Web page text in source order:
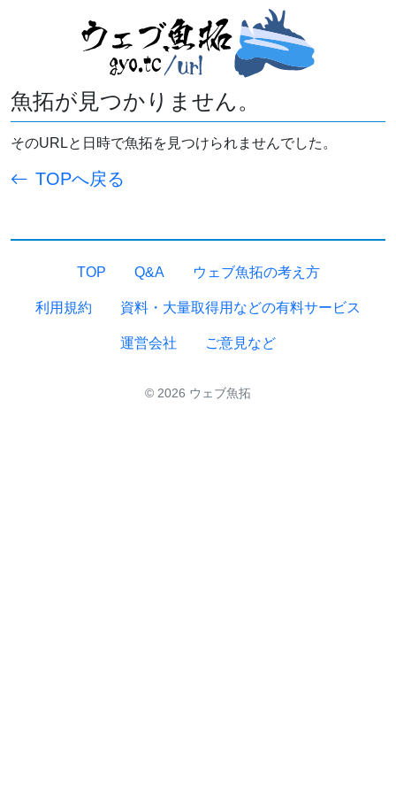
魚拓が見つかりません。
そのURLと日時で魚拓を見つけられませんでした。
TOPへ戻る
TOP Q&A ウェブ魚拓の考え方
利用規約 資料・大量取得用などの有料サービス
運営会社 ご意見など
© 2026 ウェブ魚拓